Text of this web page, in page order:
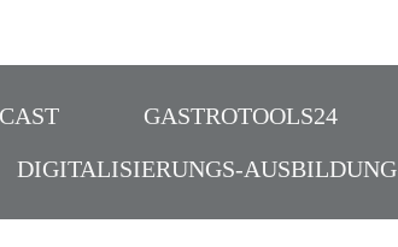
GASTROTOOLS24
DIGITALISIERUNGS-AUSBILDUNG